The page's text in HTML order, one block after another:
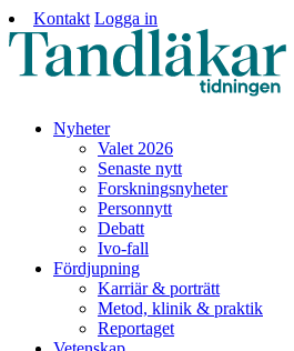
Kontakt Logga in
Nyheter
Valet 2026
Senaste nytt
Forskningsnyheter
Personnytt
Debatt
Ivo-fall
Fördjupning
Karriär & porträtt
Metod, klinik & praktik
Reportaget